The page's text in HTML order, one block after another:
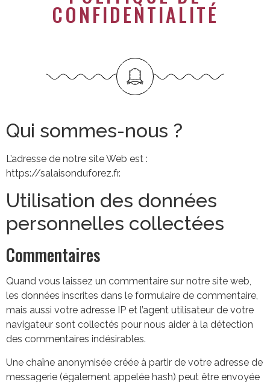
CONFIDENTIALITÉ
Qui sommes-nous ?
L’adresse de notre site Web est :
https://salaisonduforez.fr.
Utilisation des données
personnelles collectées
Commentaires
Quand vous laissez un commentaire sur notre site web,
les données inscrites dans le formulaire de commentaire,
mais aussi votre adresse IP et l’agent utilisateur de votre
navigateur sont collectés pour nous aider à la détection
des commentaires indésirables.
Une chaîne anonymisée créée à partir de votre adresse de
messagerie (également appelée hash) peut être envoyée